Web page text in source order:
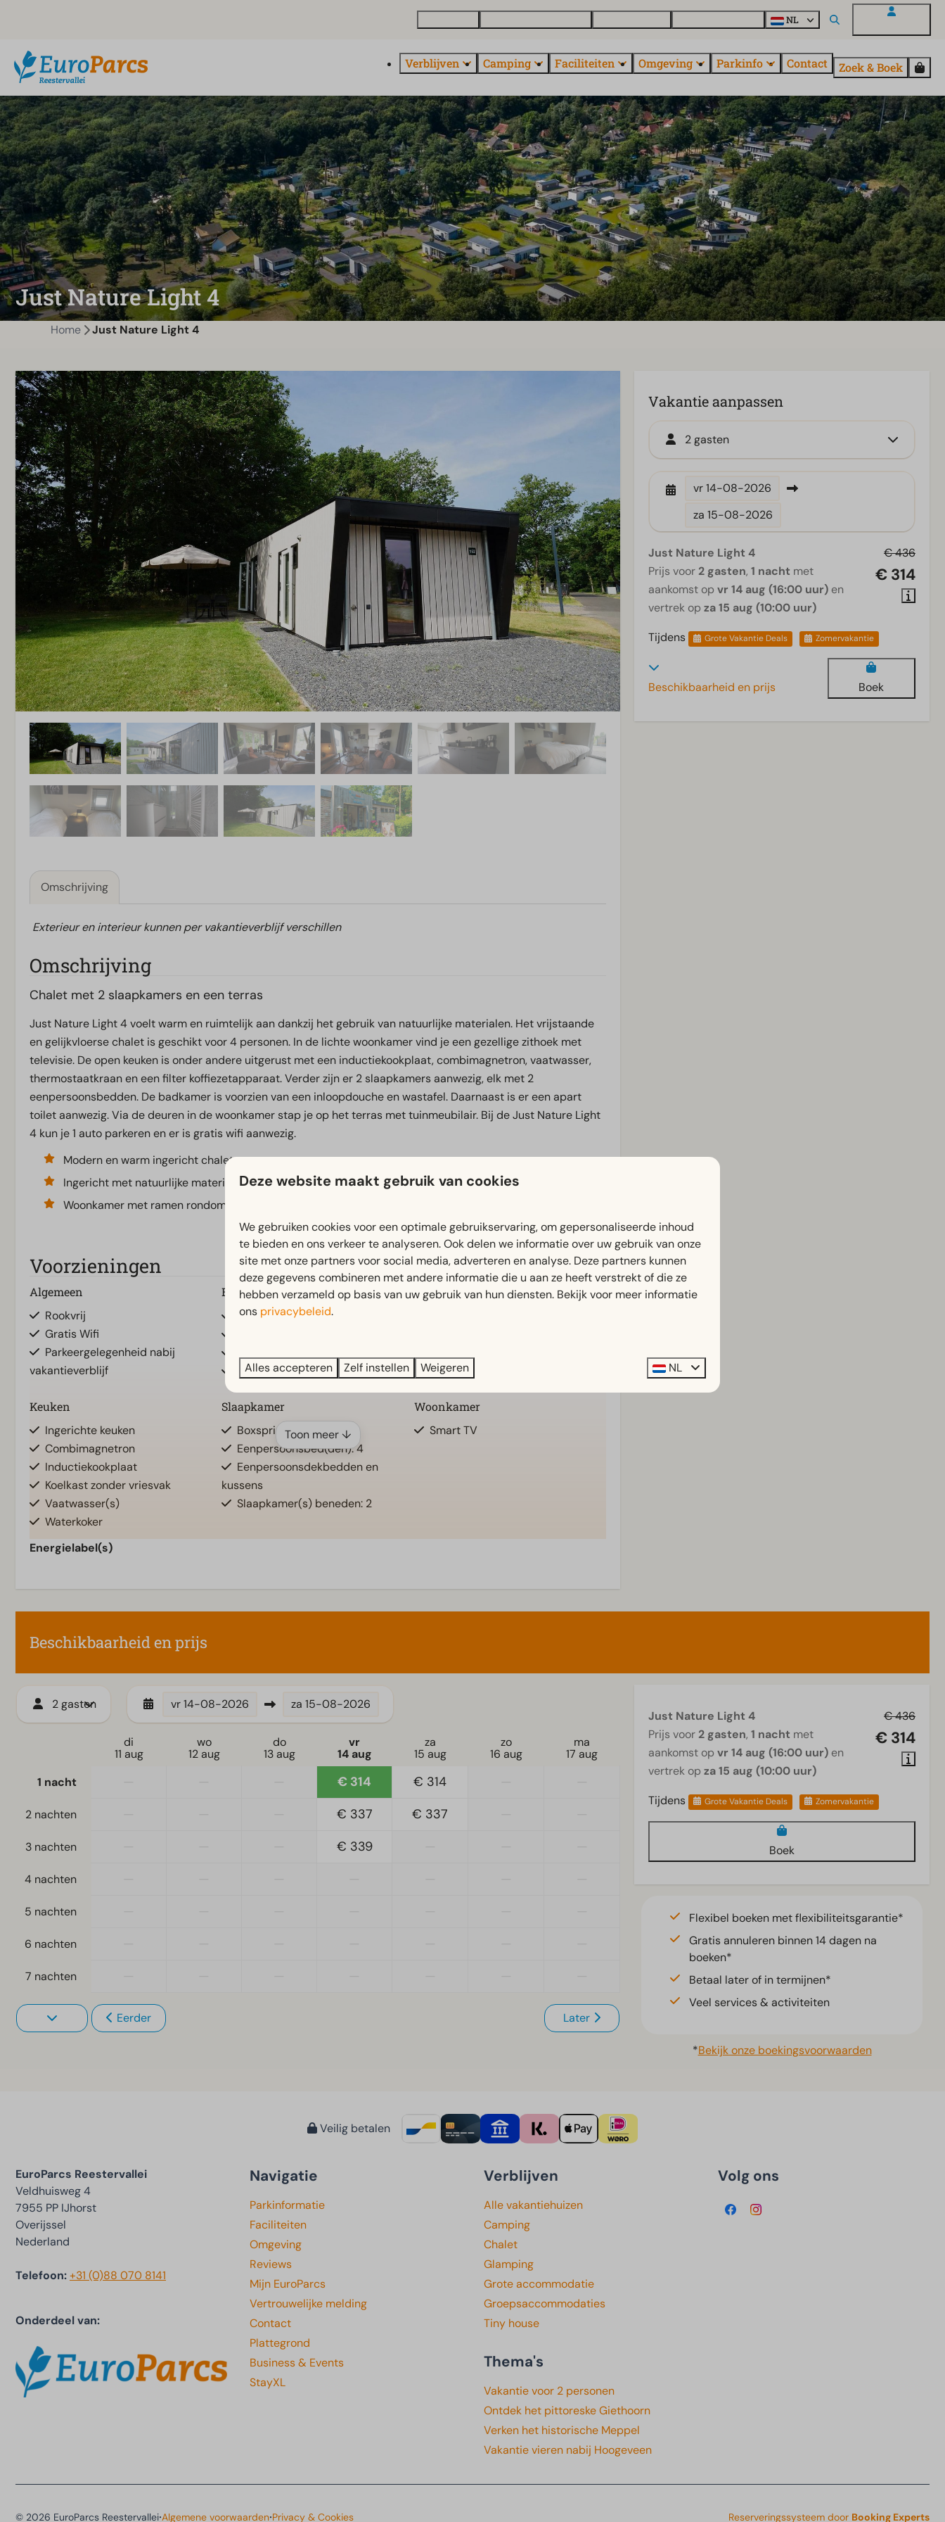
NL
Verblijven Camping Faciliteiten Omgeving Parkinfo Contact Zoek & Boek
Just Nature Light 4
Home Just Nature Light 4
Omschrijving
Exterieur en interieur kunnen per vakantieverblijf verschillen
Omschrijving
Chalet met 2 slaapkamers en een terras
Just Nature Light 4 voelt warm en ruimtelijk aan dankzij het gebruik van natuurlijke materialen. Het vrijstaande
en gelijkvloerse chalet is geschikt voor 4 personen. In de lichte woonkamer vind je een gezellige zithoek met
televisie. De open keuken is onder andere uitgerust met een inductiekookplaat, combimagnetron, vaatwasser,
thermostaatkraan en een filter koffiezetapparaat. Verder zijn er 2 slaapkamers aanwezig, elk met 2
eenpersoonsbedden. De badkamer is voorzien van een inloopdouche en wastafel. Daarnaast is er een apart
toilet aanwezig. Via de deuren in de woonkamer stap je op het terras met tuinmeubilair. Bij de Just Nature Light
4 kun je 1 auto parkeren en er is gratis wifi aanwezig.
Modern en warm ingericht chalet
Ingericht met natuurlijke materialen
Woonkamer met ramen rondom
Voorzieningen
Algemeen
Rookvrij
Gratis Wifi
Parkeergelegenheid nabij
vakantieverblijf
Badkamer
Aparte toiletten: 1
Douche(cabine)
Buiten
Tuinset
Keuken
Ingerichte keuken
Combimagnetron
Inductiekookplaat
Koelkast zonder vriesvak
Vaatwasser(s)
Waterkoker
Slaapkamer
Boxspringbedden
Eenpersoonsbed(den): 4
Eenpersoonsdekbedden en
kussens
Slaapkamer(s) beneden: 2
Woonkamer
Smart TV
Toon meer ↓
Energielabel(s)
Vakantie aanpassen
2 gasten
vr14-08-2026
za 15-08-2026
€ 436
€ 314
Just Nature Light 4
Prijs voor 2 gasten, 1 nacht met
aankomst op vr 14 aug (16:00 uur) en
vertrek op za 15 aug (10:00 uur)
Tijdens
Grote Vakantie Deals Zomervakantie
Beschikbaarheid en prijs Boek
Beschikbaarheid en prijs
2 gasten vr14-08-2026 za 15-08-2026
di
11 aug
wo
12 aug
do
13 aug
vr
14 aug
za
15 aug
zo
16 aug
ma
17 aug
1 nacht
€ 314 € 314
2 nachten € 337 € 337
3 nachten € 339
4 nachten
5 nachten
6 nachten
7 nachten
Eerder Later
€ 436
€ 314
Just Nature Light 4
Prijs voor 2 gasten, 1 nacht met
aankomst op vr 14 aug (16:00 uur) en
vertrek op za 15 aug (10:00 uur)
Tijdens
Grote Vakantie Deals Zomervakantie
Boek
Flexibel boeken met flexibiliteitsgarantie*
Gratis annuleren binnen 14 dagen na
boeken*
Betaal later of in termijnen*
Veel services & activiteiten
*Bekijk onze boekingsvoorwaarden
Veilig betalen
EuroParcs Reestervallei
Veldhuisweg 4
7955 PP IJhorst
Overijssel
Nederland
Telefoon:+31 (0)88 070 8141
Onderdeel van:
Navigatie
Parkinformatie
Faciliteiten
Omgeving
Reviews
Mijn EuroParcs
Vertrouwelijke melding
Contact
Plattegrond
Business & Events
StayXL
Verblijven
Alle vakantiehuizen
Camping
Chalet
Glamping
Grote accommodatie
Groepsaccommodaties
Tiny house
Thema's
Vakantie voor 2 personen
Ontdek het pittoreske Giethoorn
Verken het historische Meppel
Vakantie vieren nabij Hoogeveen
Volg ons
© 2026 EuroParcs Reestervallei·Algemene voorwaarden·Privacy & Cookies Reserveringssysteem door Booking Experts
Deze website maakt gebruik van cookies
We gebruiken cookies voor een optimale gebruikservaring, om gepersonaliseerde inhoud
te bieden en ons verkeer te analyseren. Ook delen we informatie over uw gebruik van onze
site met onze partners voor social media, adverteren en analyse. Deze partners kunnen
deze gegevens combineren met andere informatie die u aan ze heeft verstrekt of die ze
hebben verzameld op basis van uw gebruik van hun diensten. Bekijk voor meer informatie
ons privacybeleid.
Alles accepteren Zelf instellen Weigeren NL